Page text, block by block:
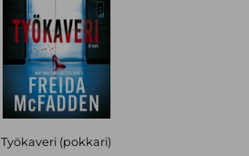
Työkaveri (pokkari)